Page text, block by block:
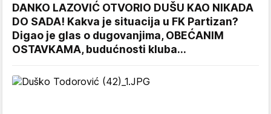
DANKO LAZOVIĆ OTVORIO DUŠU KAO NIKADA
DO SADA! Kakva je situacija u FK Partizan?
Digao je glas o dugovanjima, OBEĆANIM
OSTAVKAMA, budućnosti kluba...